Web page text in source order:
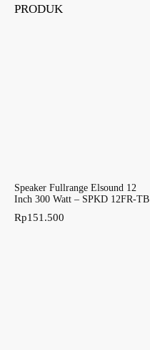
PRODUK
Speaker Fullrange Elsound 12
Inch 300 Watt – SPKD 12FR-TB
Rp151.500